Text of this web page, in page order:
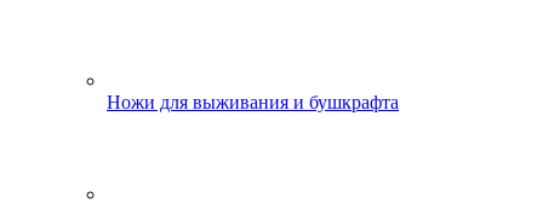
Ножи для выживания и бушкрафта